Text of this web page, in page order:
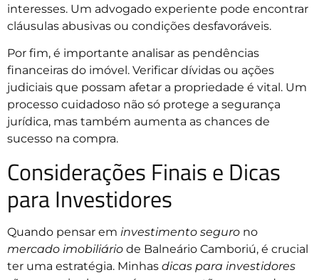
interesses. Um advogado experiente pode encontrar
cláusulas abusivas ou condições desfavoráveis.
Por fim, é importante analisar as pendências
financeiras do imóvel. Verificar dívidas ou ações
judiciais que possam afetar a propriedade é vital. Um
processo cuidadoso não só protege a segurança
jurídica, mas também aumenta as chances de
sucesso na compra.
Considerações Finais e Dicas
para Investidores
Quando pensar em investimento seguro no
mercado imobiliário de Balneário Camboriú, é crucial
ter uma estratégia. Minhas dicas para investidores